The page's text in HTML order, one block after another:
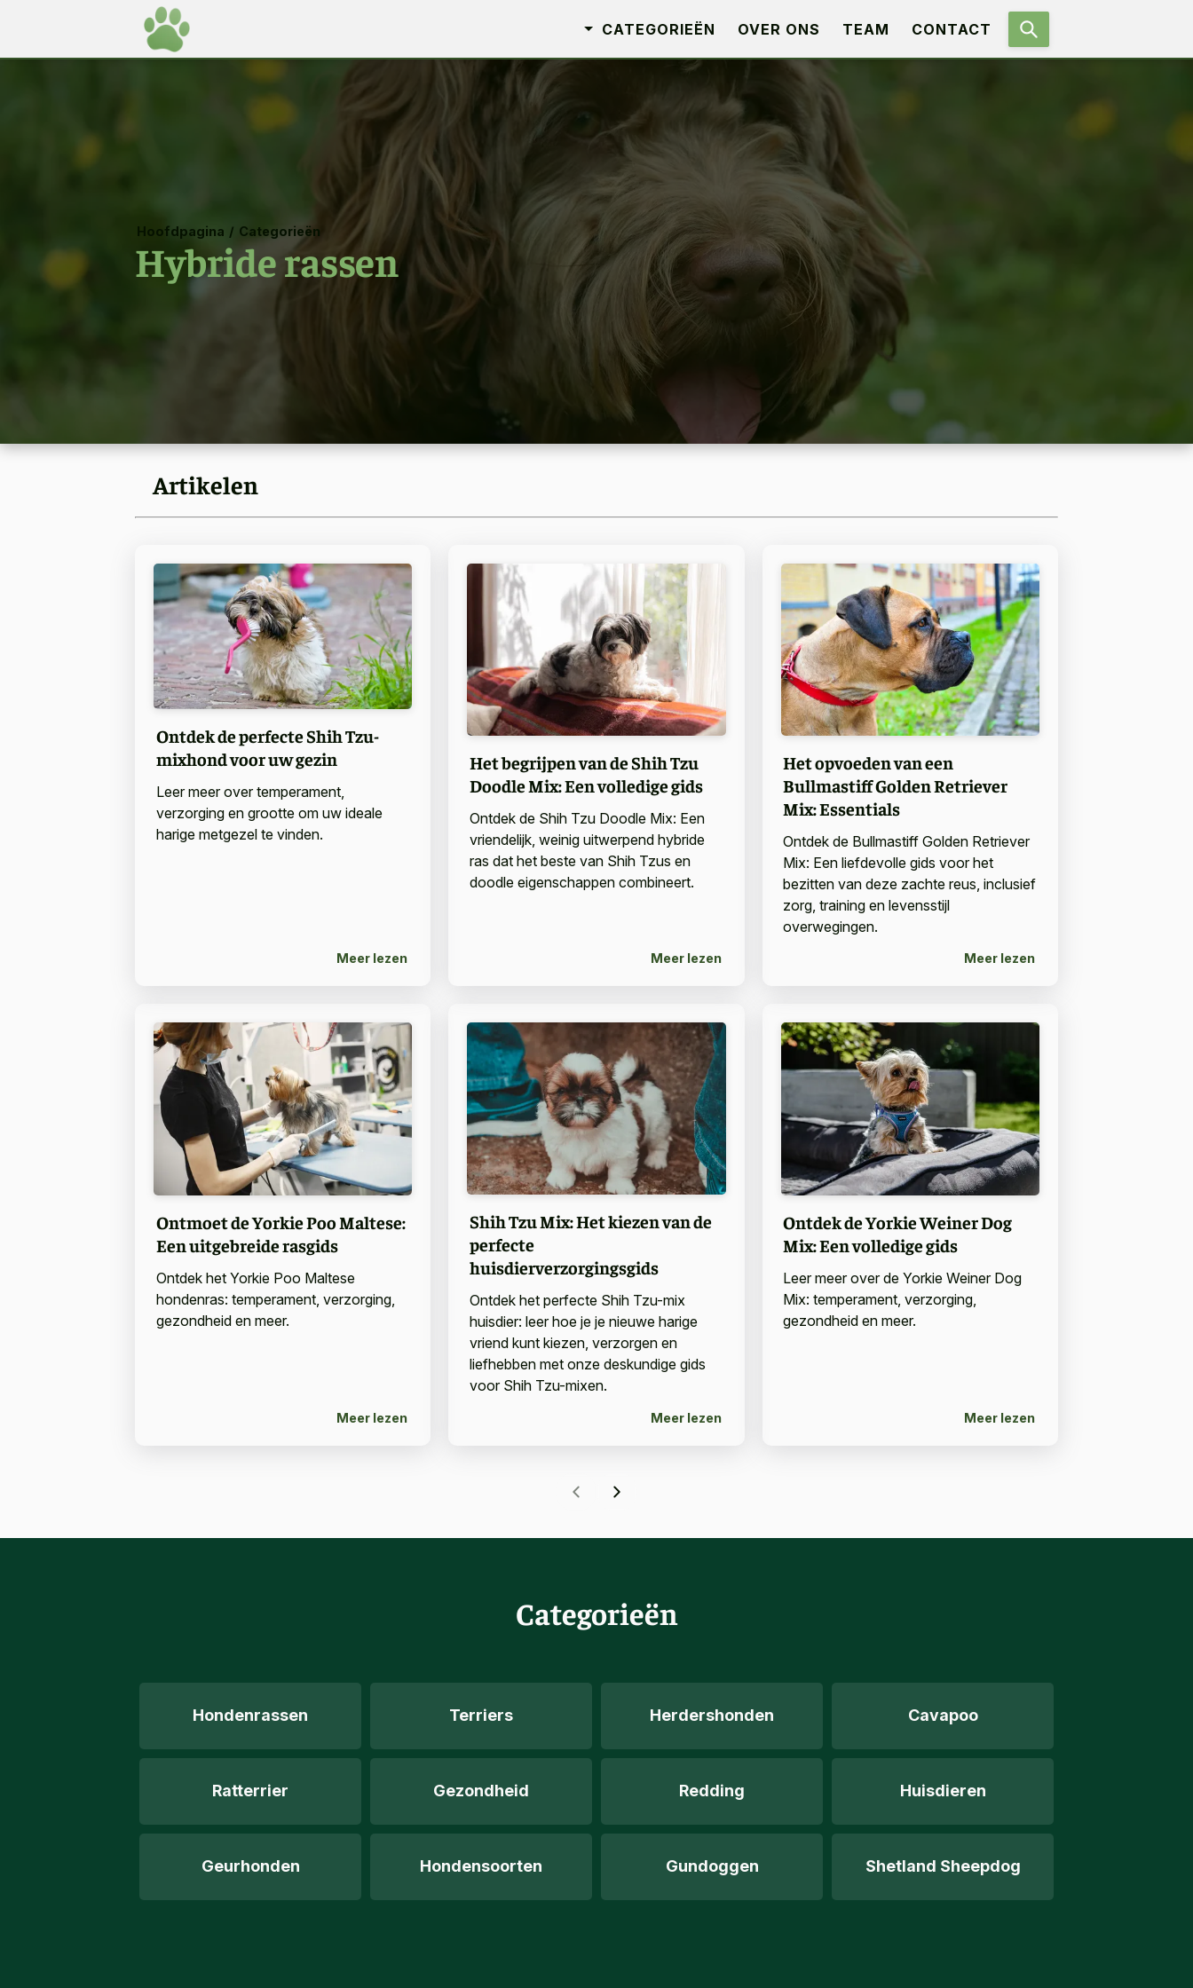
CATEGORIEËN OVER ONS TEAM CONTACT
Hoofdpagina / Categorieën
Hybride rassen
Artikelen
Ontdek de perfecte Shih Tzu-
mixhond voor uw gezin
Leer meer over temperament,
verzorging en grootte om uw ideale
harige metgezel te vinden.
Meer lezen
Het begrijpen van de Shih Tzu
Doodle Mix: Een volledige gids
Ontdek de Shih Tzu Doodle Mix: Een
vriendelijk, weinig uitwerpend hybride
ras dat het beste van Shih Tzus en
doodle eigenschappen combineert.
Meer lezen
Het opvoeden van een
Bullmastiff Golden Retriever
Mix: Essentials
Ontdek de Bullmastiff Golden Retriever
Mix: Een liefdevolle gids voor het
bezitten van deze zachte reus, inclusief
zorg, training en levensstijl
overwegingen.
Meer lezen
Ontmoet de Yorkie Poo Maltese:
Een uitgebreide rasgids
Ontdek het Yorkie Poo Maltese
hondenras: temperament, verzorging,
gezondheid en meer.
Meer lezen
Shih Tzu Mix: Het kiezen van de
perfecte
huisdierverzorgingsgids
Ontdek het perfecte Shih Tzu-mix
huisdier: leer hoe je je nieuwe harige
vriend kunt kiezen, verzorgen en
liefhebben met onze deskundige gids
voor Shih Tzu-mixen.
Meer lezen
Ontdek de Yorkie Weiner Dog
Mix: Een volledige gids
Leer meer over de Yorkie Weiner Dog
Mix: temperament, verzorging,
gezondheid en meer.
Meer lezen
Categorieën
Hondenrassen Terriers Herdershonden Cavapoo
Ratterrier Gezondheid Redding Huisdieren
Geurhonden Hondensoorten Gundoggen Shetland Sheepdog